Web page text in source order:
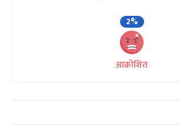
2%
आक्रोशित